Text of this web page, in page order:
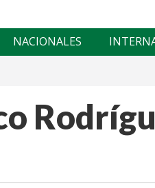
NACIONALES